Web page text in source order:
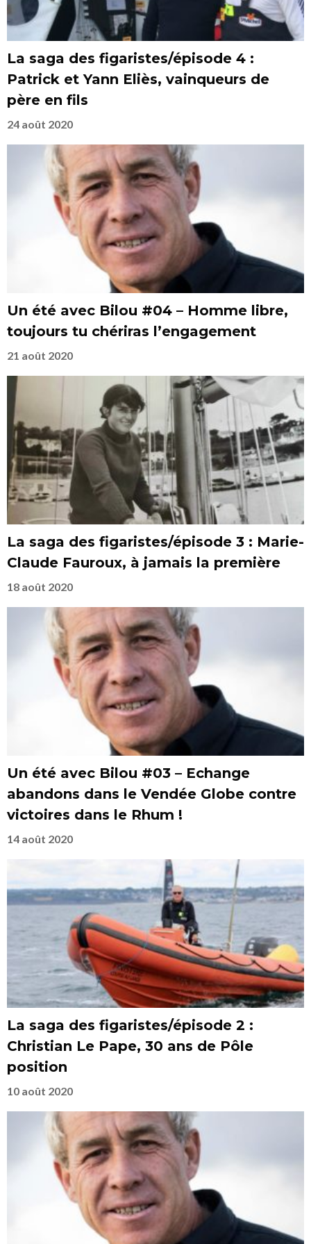
La saga des figaristes/épisode 4 :
Patrick et Yann Eliès, vainqueurs de
père en fils
24 août 2020
Un été avec Bilou #04 – Homme libre,
toujours tu chériras l’engagement
21 août 2020
La saga des figaristes/épisode 3 : Marie-
Claude Fauroux, à jamais la première
18 août 2020
Un été avec Bilou #03 – Echange
abandons dans le Vendée Globe contre
victoires dans le Rhum !
14 août 2020
La saga des figaristes/épisode 2 :
Christian Le Pape, 30 ans de Pôle
position
10 août 2020